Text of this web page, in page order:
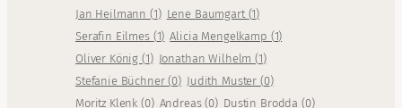
Jan Heilmann(1) Lene Baumgart (1)
Serafin Eilmes (1) Alicia Mengelkamp (1)
Oliver König(1) Jonathan Wilhelm(1)
Stefanie Büchner(0) Judith Muster (0)
Moritz Klenk(0) Andreas(0) Dustin Brodda (0)